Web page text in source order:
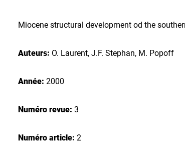
Miocene structural development od the
Auteurs: O. Laurent, J.F. Stephan, M. Popoff
Année: 2000
Numéro revue: 3
Numéro article: 2